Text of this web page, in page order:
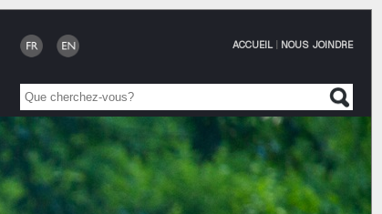
ACCUEIL| NOUS JOINDRE